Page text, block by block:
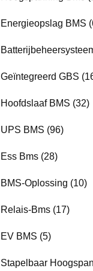
Energieopslag BMS
Geïntegreerd GBS
Hoofdslaaf BMS (32)
UPS BMS (96)
Ess Bms (28)
BMS-Oplossing (10)
Relais-Bms (17)
EV BMS (5)
Stapelbaar